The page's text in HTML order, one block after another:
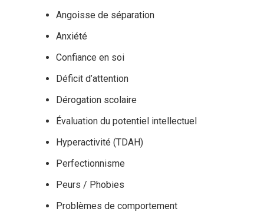
Angoisse de séparation
Anxiété
Confiance en soi
Déficit d’attention
Dérogation scolaire
Évaluation du potentiel intellectuel
Hyperactivité (TDAH)
Perfectionnisme
Peurs / Phobies
Problèmes de comportement